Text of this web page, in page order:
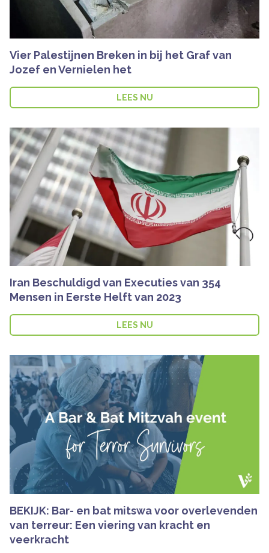
Vier Palestijnen Breken in bij het Graf van
Jozef en Vernielen het
LEES NU
Iran Beschuldigd van Executies van 354
Mensen in Eerste Helft van 2023
LEES NU
BEKIJK: Bar- en bat mitswa voor overlevenden
van terreur: Een viering van kracht en
veerkracht